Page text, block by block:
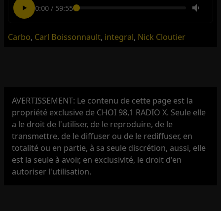
0:00/ 59:55
Carbo, Carl Boissonnault, integral, Nick Cloutier
AVERTISSEMENT: Le contenu de cette page est la
propriété exclusive de CHOI 98,1 RADIO X. Seule elle
a le droit de l'utiliser, de le reproduire, de le
transmettre, de le diffuser ou de le rediffuser, en
totalité ou en partie, à sa seule discrétion, aussi, elle
est la seule à avoir, en exclusivité, le droit d'en
autoriser l'utilisation.